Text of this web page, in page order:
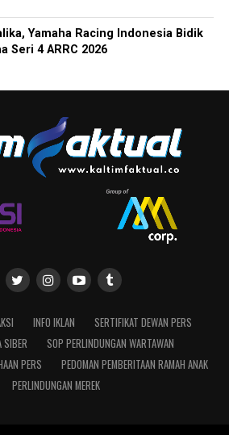
Yamaha Racing Indonesia Bidik
Seri 4 ARRC 2026
INFO IKLAN
SERTIFIKAT DEWAN PERS
SIBER
SOP PERLINDUNGAN WARTAWAN
PERS
PEDOMAN PEMBERITAAN RAMAH ANAK
PERLINDUNGAN MEREK